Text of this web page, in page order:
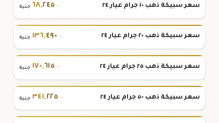
سعر سبيكة ذهب ١٠ جرام عيار ٢٤ ٦٨,٢٤٥ .٠٠ جنية
سعر سبيكة ذهب ٢٠ جرام عيار ٢٤ ١٣٦,٤٩٠.٠٠ جنية
سعر سبيكة ذهب ٢٥ جرام عيار ٢٤ ١٧٠,٦١٥.٠٠ جنية
سعر سبيكة ذهب ٥٠ جرام عيار ٢٤ ٣٤١,٢٢٥.٠٠ جنية